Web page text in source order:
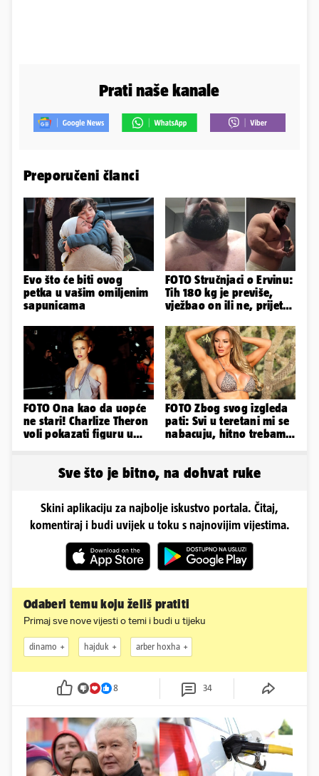
Prati naše kanale
Preporučeni članci
Evo što će biti ovog
petka u vašim omiljenim
sapunicama
FOTO Stručnjaci o Ervinu:
Tih 180 kg je previše,
vježbao on ili ne, prijete
FOTO Ona kao da uopće
ne stari! Charlize Theron
voli pokazati figuru u
FOTO Zbog svog izgleda
pati: Svi u teretani mi se
nabacuju, hitno trebam
Sve što je bitno, na dohvat ruke
Skini aplikaciju za najbolje iskustvo portala. Čitaj,
komentiraj i budi uvijek u toku s najnovijim vijestima.
Odaberi temu koju želiš pratiti
Primaj sve nove vijesti o temi i budi u tijeku
dinamo hajduk arber hoxha
8 34